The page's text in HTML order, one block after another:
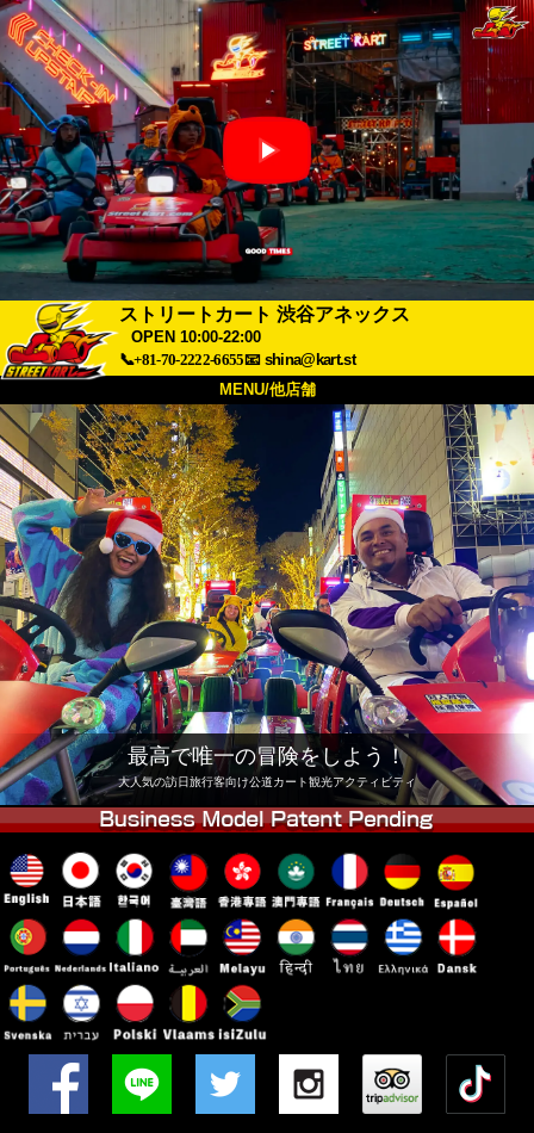
ストリートカート 渋谷アネックス
OPEN 10:00-22:00
📞+81-70-2222-6655📧 shina@kart.st
MENU/他店舗
概要 車両 価格
アクセス FAQ
会社 予約
他店舗
東京 品川 東京 秋葉原 #1
東京 秋葉原 #2 東京 渋谷
東京 渋谷アネックス 東京ベイ
東京 浅草 大阪
沖縄
最高で唯一の冒険をしよう！
大人気の訪日旅行客向け公道カート観光アクティビティ